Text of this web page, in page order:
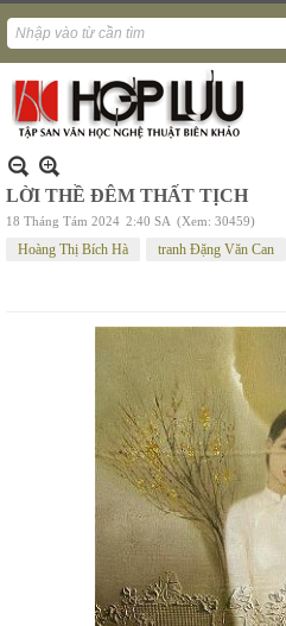
LỜI THỀ ĐÊM THẤT TỊCH
18 Tháng Tám 2024 2:40 SA (Xem: 30459)
Hoàng Thị Bích Hà tranh Đặng Văn Can